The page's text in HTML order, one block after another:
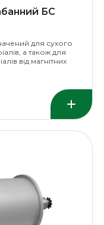
БС
для сухого
а також для
від магнітних